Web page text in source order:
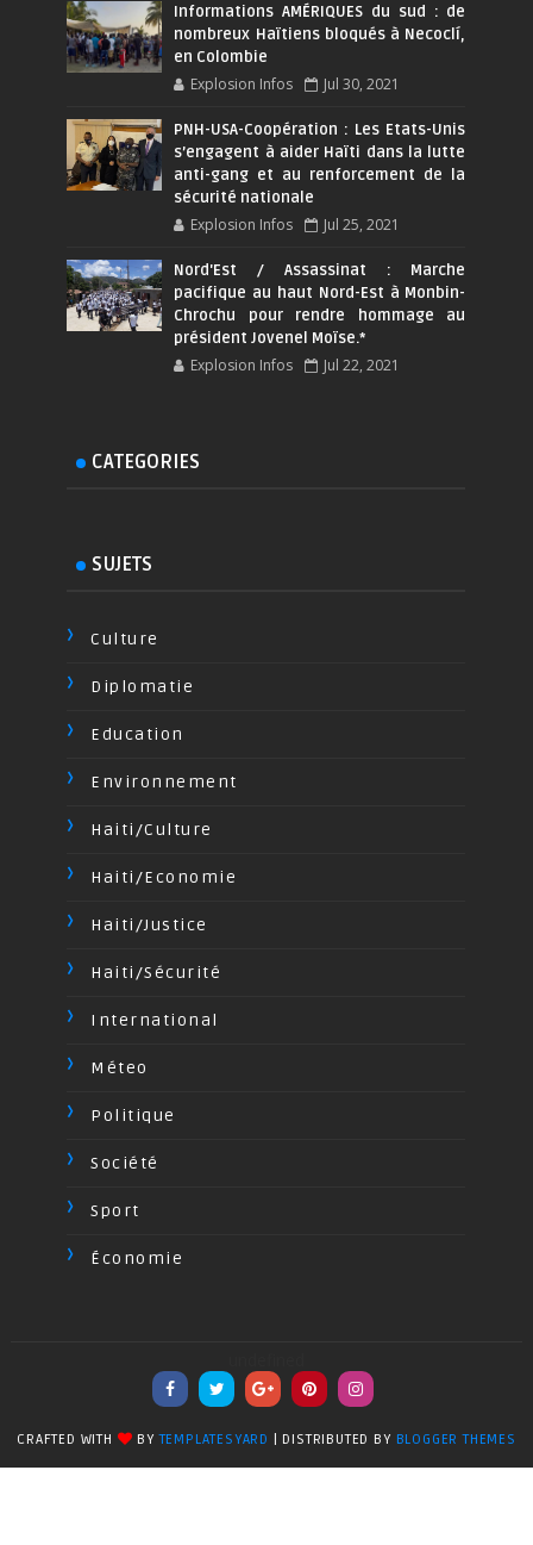
Informations AMÉRIQUES du sud : de
nombreux Haïtiens bloqués à Necoclí,
en Colombie
Explosion Infos Jul 30, 2021
PNH-USA-Coopération : Les Etats-Unis
s’engagent à aider Haïti dans la lutte
anti-gang et au renforcement de la
sécurité nationale
Explosion Infos Jul 25, 2021
Nord'Est / Assassinat : Marche
pacifique au haut Nord-Est à Monbin-
Chrochu pour rendre hommage au
président Jovenel Moïse.*
Explosion Infos Jul 22, 2021
CATEGORIES
SUJETS
Culture
Diplomatie
Education
Environnement
Haiti/Culture
Haiti/Economie
Haiti/Justice
Haiti/Sécurité
International
Méteo
Politique
Société
Sport
Économie
CRAFTED WITH BYTEMPLATESYARD | DISTRIBUTED BY BLOGGER THEMES